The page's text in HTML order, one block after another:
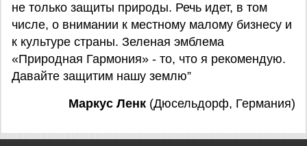
не только защиты природы. Речь идет, в том
числе, о внимании к местному малому бизнесу и
к культуре страны. Зеленая эмблема
«Природная Гармония» - то, что я рекомендую.
Давайте защитим нашу землю”
Маркус Ленк (Дюсельдорф, Германия)